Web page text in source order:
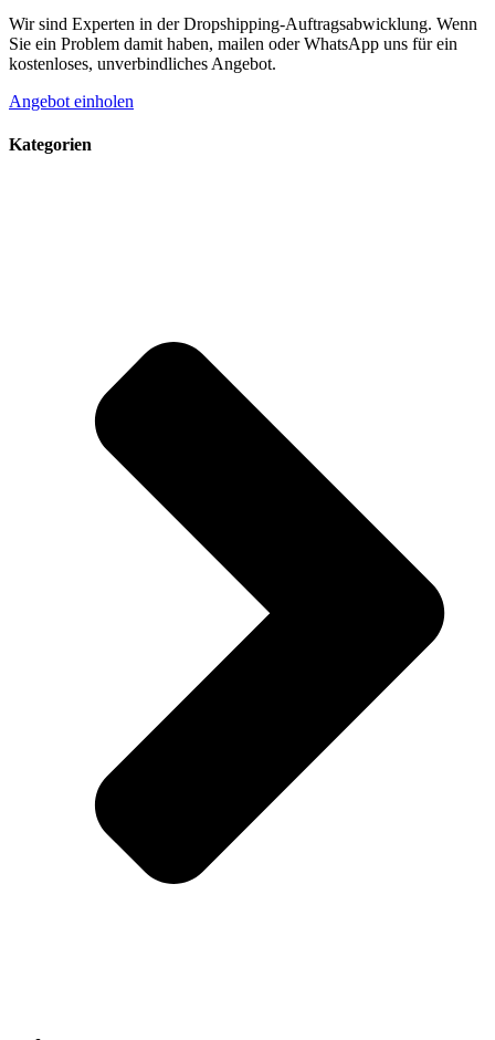
Wir sind Experten in der Dropshipping-Auftragsabwicklung. Wenn
Sie ein Problem damit haben, mailen oder WhatsApp uns für ein
kostenloses, unverbindliches Angebot.
Angebot einholen
Kategorien